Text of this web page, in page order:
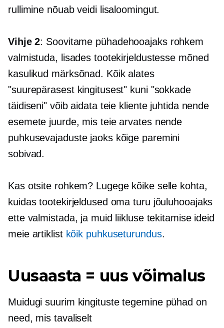
rullimine nõuab veidi lisaloomingut.
Vihje 2: Soovitame pühadehooajaks rohkem
valmistuda, lisades tootekirjeldustesse mõned
kasulikud märksõnad. Kõik alates
"suurepärasest kingitusest" kuni "sokkade
täidiseni" võib aidata teie kliente juhtida nende
esemete juurde, mis teie arvates nende
puhkusevajaduste jaoks kõige paremini
sobivad.
Kas otsite rohkem? Lugege kõike selle kohta,
kuidas tootekirjeldused oma turu jõuluhooajaks
ette valmistada, ja muid liikluse tekitamise ideid
meie artiklist kõik puhkuseturundus.
Uusaasta = uus võimalus
Muidugi suurim kingituste tegeminepühad on
need, mis tavaliselt